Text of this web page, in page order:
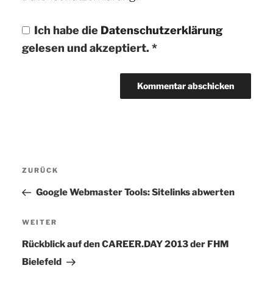
Ich habe die Datenschutzerklärung
gelesen und akzeptiert. *
Vorheriger
Beitrag
ZURÜCK
Google Webmaster Tools: Sitelinks abwerten
Nächster
Beitrag
WEITER
Rückblick auf den CAREER.DAY 2013 der FHM
Bielefeld